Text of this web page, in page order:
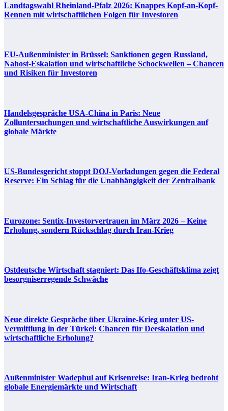
Landtagswahl Rheinland-Pfalz 2026: Knappes Kopf-an-Kopf-
Rennen mit wirtschaftlichen Folgen für Investoren
EU-Außenminister in Brüssel: Sanktionen gegen Russland,
Nahost-Eskalation und wirtschaftliche Schockwellen – Chancen
und Risiken für Investoren
Handelsgespräche USA-China in Paris: Neue
Zolluntersuchungen und wirtschaftliche Auswirkungen auf
globale Märkte
US-Bundesgericht stoppt DOJ-Vorladungen gegen die Federal
Reserve: Ein Schlag für die Unabhängigkeit der Zentralbank
Eurozone: Sentix-Investorvertrauen im März 2026 – Keine
Erholung, sondern Rückschlag durch Iran-Krieg
Ostdeutsche Wirtschaft stagniert: Das Ifo-Geschäftsklima zeigt
besorgniserregende Schwäche
Neue direkte Gespräche über Ukraine-Krieg unter US-
Vermittlung in der Türkei: Chancen für Deeskalation und
wirtschaftliche Erholung?
Außenminister Wadephul auf Krisenreise: Iran-Krieg bedroht
globale Energiemärkte und Wirtschaft